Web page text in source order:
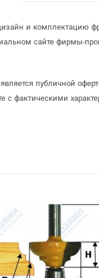
и комплектацию
сайте фирмы-
публичной
с фактическими